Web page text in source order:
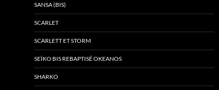
SANSA (BIS)
SCARLET
SCARLETT ET STORM
SEÏKO BIS REBAPTISÉ OKEANOS
SHARKO